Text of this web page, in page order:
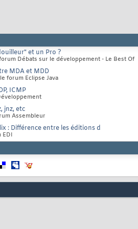
et un Pro ?
Débats sur le développement - Le Best Of
MDA et MDD
forum Eclipse Java
ICMP
jnz, etc
Assembleur
: Différence entre les éditions d
EDI